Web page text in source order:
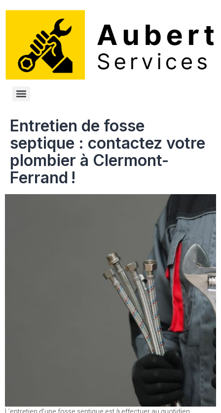
Entretien de fosse
septique : contactez votre
plombier à Clermont-
Ferrand !